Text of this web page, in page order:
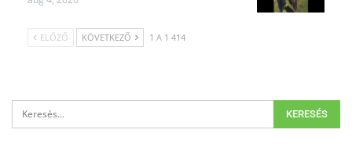
ELŐZŐ KÖVETKEZŐ 1 A 1 414